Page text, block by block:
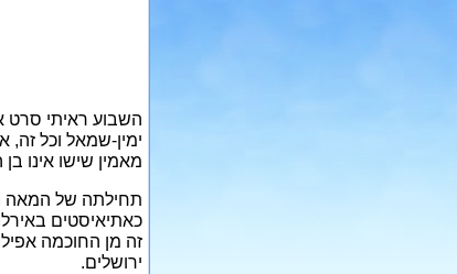
השבוע ראיתי סרט
ימין-שמאל וכל
מאמין שישו אינו
כאתיאיסטים
זה מן החוכמה
ירושלים.